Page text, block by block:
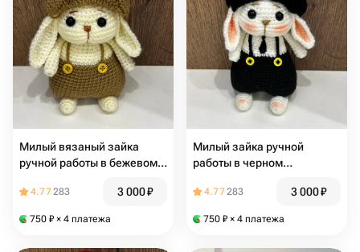
Милый вязаный зайка
ручной работы в бежевом
4.77283 3 000₽
750 ₽ × 4 платежа
Милый зайка ручной
работы в черном
4.77283 3 000₽
750 ₽ × 4 платежа